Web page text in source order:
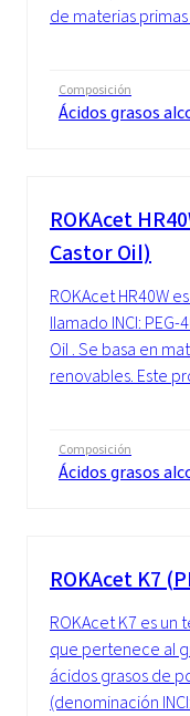
de materias
Composición
Ácidos grasos
ROKAcet
Castor Oil)
ROKAcet HR40W
llamado INCI:
Oil . Se basa en
renovables. Este
Composición
Ácidos grasos
ROKAcet K7
ROKAcet K7 es un
que pertenece al
ácidos grasos de
(denominación